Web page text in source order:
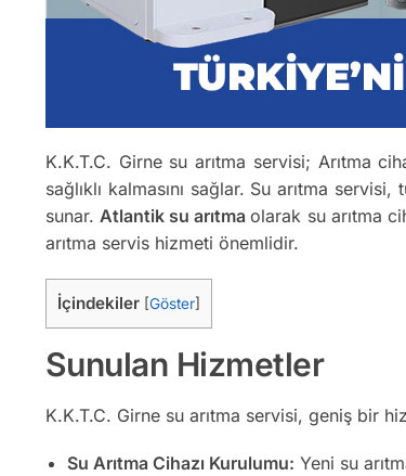
K.K.T.C. Girne su arıtma servisi; Arıtma
sağlıklı kalmasını sağlar. Su arıtma
sunar.Atlantik su arıtmaolarak su arıtma
arıtma servis hizmeti önemlidir.
İçindekiler [Göster]
Sunulan Hizmetler
K.K.T.C. Girne su arıtma servisi, geniş bir
Su Arıtma Cihazı Kurulumu: Yeni su